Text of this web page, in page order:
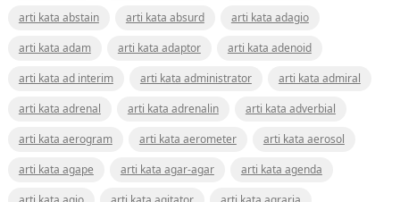
arti kata abstain
arti kata absurd
arti kata adagio
arti kata adam
arti kata adaptor
arti kata adenoid
arti kata ad interim
arti kata administrator
arti kata admiral
arti kata adrenal
arti kata adrenalin
arti kata adverbial
arti kata aerogram
arti kata aerometer
arti kata aerosol
arti kata agape
arti kata agar-agar
arti kata agenda